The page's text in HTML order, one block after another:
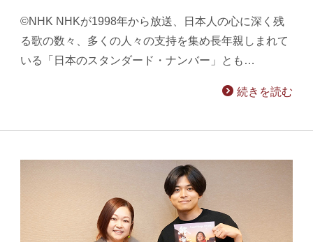
©NHK NHKが1998年から放送、日本人の心に深く残
る歌の数々、多くの人々の支持を集め長年親しまれて
いる「日本のスタンダード・ナンバー」とも…
続きを読む